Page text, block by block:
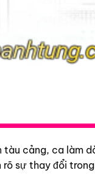
tàu cảng, ca làm
sự thay đổi